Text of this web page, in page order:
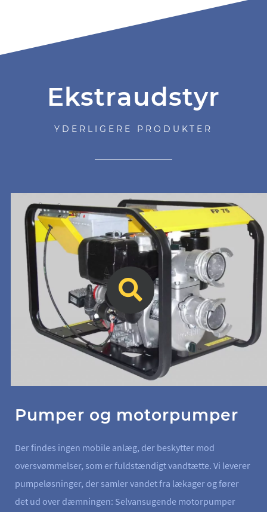
Ekstraudstyr
YDERLIGERE PRODUKTER
Pumper og motorpumper
Der findes ingen mobile anlæg, der beskytter mod
oversvømmelser, som er fuldstændigt vandtætte. Vi leverer
pumpeløsninger, der samler vandet fra lækager og fører
det ud over dæmningen: Selvansugende motorpumper